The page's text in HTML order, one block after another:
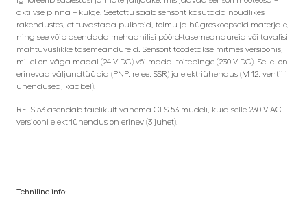
aktiivse pinna – külge. Seetõttu saab sensorit kasutada nõudlikes
rakendustes, et tuvastada pulbreid, tolmu ja hügroskoopseid materjale,
ning see võib asendada mehaanilisi pöörd-tasemeandureid või tavalisi
mahtuvuslikke tasemeandureid. Sensorit toodetakse mitmes versioonis,
millel on väga madal (24 V DC) või madal toitepinge (230 V DC). Sellel on
erinevad väljundtüübid (PNP, relee, SSR) ja elektriühendus (M 12, ventiili
ühendused, kaabel).
RFLS-53 asendab täielikult vanema CLS-53 mudeli, kuid selle 230 V AC
versiooni elektriühendus on erinev (3 juhet).
Tehniline info: